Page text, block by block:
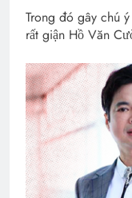
Trong đó gây chú
rất giận Hồ Văn